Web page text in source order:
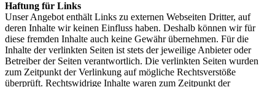
Haftung für Links
Unser Angebot enthält Links zu externen Webseiten Dritter, auf
deren Inhalte wir keinen Einfluss haben. Deshalb können wir für
diese fremden Inhalte auch keine Gewähr übernehmen. Für die
Inhalte der verlinkten Seiten ist stets der jeweilige Anbieter oder
Betreiber der Seiten verantwortlich. Die verlinkten Seiten wurden
zum Zeitpunkt der Verlinkung auf mögliche Rechtsverstöße
überprüft. Rechtswidrige Inhalte waren zum Zeitpunkt der